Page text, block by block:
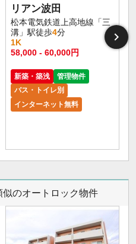
リアン波田
松本電気鉄道上高地線「三
溝」駅徒歩4分
1K
58,000 - 60,000円
新築・築浅
管理物件
バス・トイレ別
インターネット無料
のオートロック物件